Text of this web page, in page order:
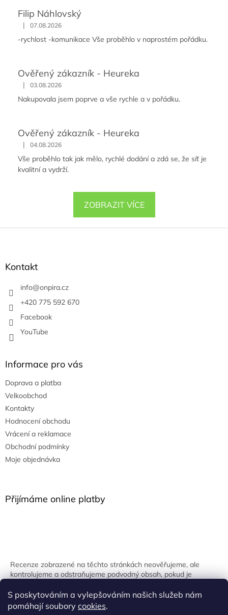
S poskytováním a vylepšováním našich služeb nám
pomáhají soubory cookies.
Filip Náhlovský
| 07.08.2026
-rychlost -komunikace Vše proběhlo v naprostém pořádku.
Ověřený zákazník - Heureka
| 03.08.2026
Nakupovala jsem poprve a vše rychle a v pořádku.
Ověřený zákazník - Heureka
| 04.08.2026
Vše proběhlo tak jak mělo, rychlé dodání a zdá se, že síť je
kvalitní a vydrží.
ZOBRAZIT VÍCE
Z
Kontakt
info@onpira.cz
+420 775 592 670
Facebook
YouTube
Informace pro vás
Doprava a platba
Velkoobchod
Kontakty
Hodnocení obchodu
Vrácení a reklamace
Obchodní podmínky
Moje objednávka
Přijímáme online platby
Recenze zobrazené na těchto stránkách neověřujeme, ale
kontrolujeme a odstraňujeme podvodný obsah, pokud je